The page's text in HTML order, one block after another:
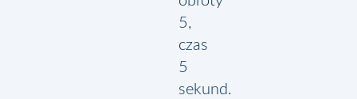
5,
czas
5
sekund.